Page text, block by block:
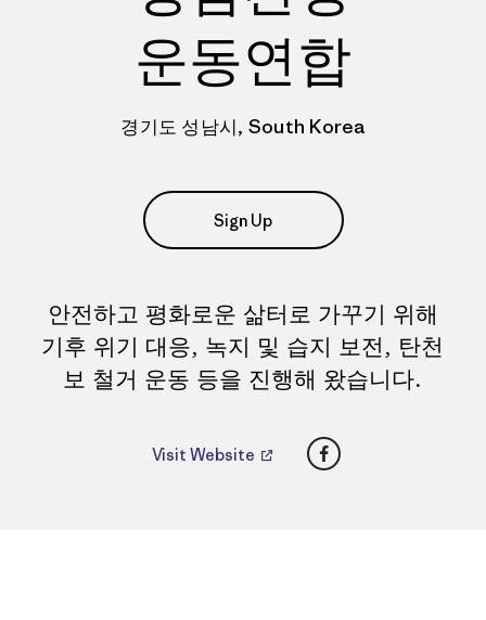
운동연합
경기도 성남시, South Korea
Sign Up
안전하고 평화로운 삶터로 가꾸기 위해
기후 위기 대응, 녹지 및 습지 보전, 탄천
보 철거 운동 등을 진행해 왔습니다.
Visit Website Facebook